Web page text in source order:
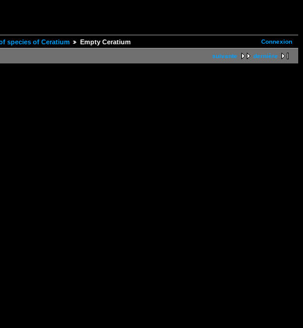
Connexion
species of Ceratium Empty Ceratium
suivante dernière